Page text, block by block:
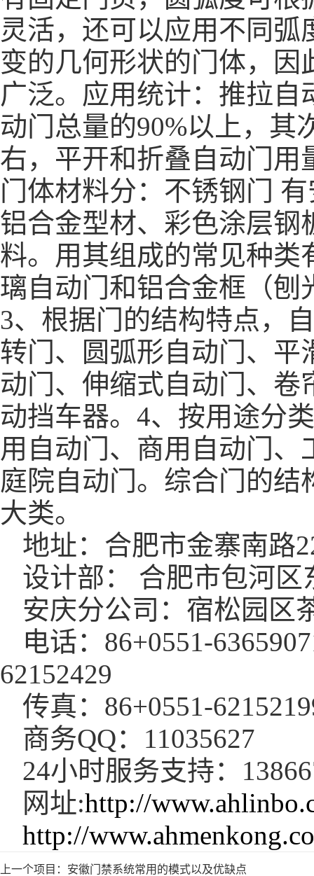
灵活，还可以应用不同弧
变的几何形状的门体，
广泛。应用统计：推拉
动门总量的90%以上，其
右，平开和折叠自动门用
门体材料分：不锈钢门
铝合金型材、彩色涂层钢
料。用其组成的常见种类
璃自动门和铝合金框（刨
3、根据门的结构特点，
转门、圆弧形自动门、平
动门、伸缩式自动门、
动挡车器。4、按用途分
用自动门、商用自动门
庭院自动门。综合门的
大类。
地址：合肥市金寨南路
设计部： 合肥市包河区
安庆分公司：宿松园区
电话：86+0551-
62152429
传真：86+0551-
商务QQ：11035627
24小时服务支持：
网址:http://
http://
上一个项目： 安徽门禁系统常用的模式以及优缺点